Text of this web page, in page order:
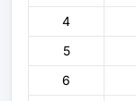
4
5
6